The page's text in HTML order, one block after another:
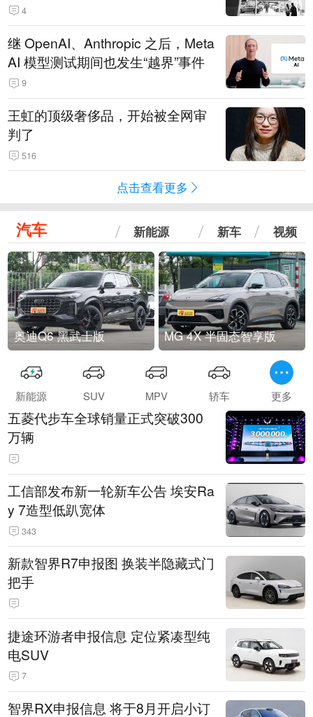
14.3万辆
4
继 OpenAI、Anthropic 之后，Meta
AI 模型测试期间也发生“越界”事件
9
王虹的顶级奢侈品，开始被全网审
判了
516
点击查看更多
汽车 新能源 新车 视频
奥迪Q6 黑武士版 MG 4X 半固态智享版
新能源 SUV MPV 轿车 更多
五菱代步车全球销量正式突破300
万辆
工信部发布新一轮新车公告 埃安Ra
y 7造型低趴宽体
343
新款智界R7申报图 换装半隐藏式门
把手
捷途环游者申报信息 定位紧凑型纯
电SUV
7
智界RX申报信息 将于8月开启小订